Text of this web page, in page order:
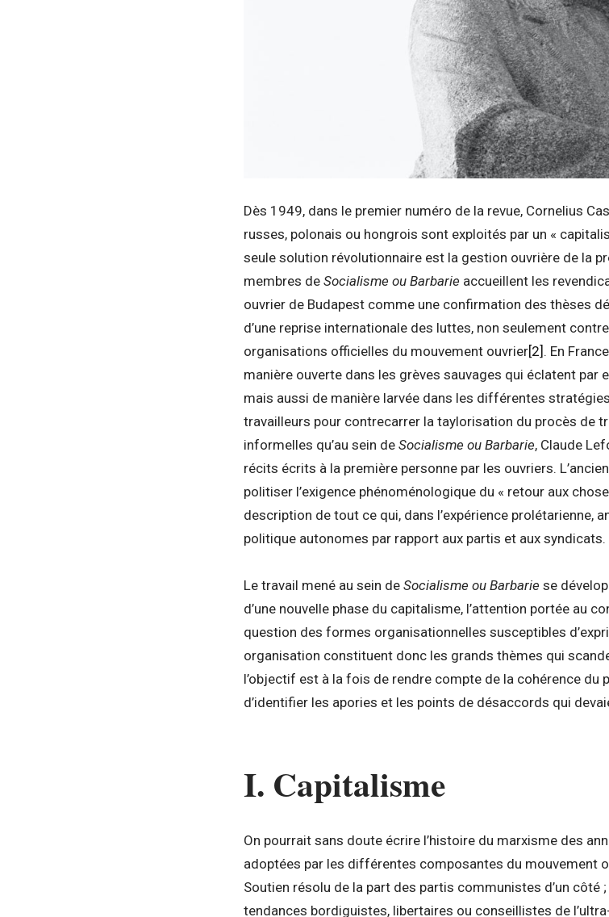
Dès 1949, dans le premier numéro de la revue, Cornelius
russes, polonais ou hongrois sont exploités par un «
seule solution révolutionnaire est la gestion ouvrière de la
membres de Socialisme ou Barbarie accueillent les
ouvrier de Budapest comme une confirmation des thèses
d’une reprise internationale des luttes, non seulement
organisations officielles du mouvement ouvrier[2] . En
manière ouverte dans les grèves sauvages qui éclatent par
mais aussi de manière larvée dans les différentes
travailleurs pour contrecarrer la taylorisation du procès de
informelles qu’au sein de Socialisme ou Barbarie, Claude
récits écrits à la première personne par les ouvriers.
politiser l’exigence phénoménologique du « retour aux
description de tout ce qui, dans l’expérience prolétarienne,
politique autonomes par rapport aux partis et aux syndicats.
Le travail mené au sein de Socialisme ou Barbarie se
d’une nouvelle phase du capitalisme, l’attention portée au
question des formes organisationnelles susceptibles
organisation constituent donc les grands thèmes qui
l’objectif est à la fois de rendre compte de la cohérence du
d’identifier les apories et les points de désaccords qui
I. Capitalisme
On pourrait sans doute écrire l’histoire du marxisme des
adoptées par les différentes composantes du mouvement
Soutien résolu de la part des partis communistes d’un
tendances bordiguistes, libertaires ou conseillistes de